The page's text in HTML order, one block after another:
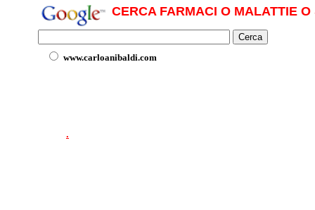
CERCA FARMACI O MALATTIE
www.carloanibaldi.com
.